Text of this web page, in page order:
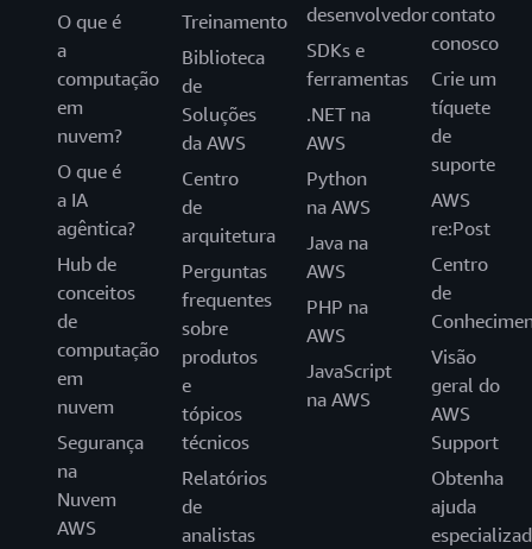
O que é
a
computação
em
nuvem?
O que é
a IA
agêntica?
Hub de
conceitos
de
computação
em
nuvem
Segurança
na
Nuvem
AWS
Treinamento
Biblioteca
de
Soluções
da AWS
Centro
de
arquitetura
Perguntas
frequentes
sobre
produtos
e
tópicos
técnicos
Relatórios
de
analistas
desenvolvedor
SDKs e
ferramentas
.NET na
AWS
Python
na AWS
Java na
AWS
PHP na
AWS
JavaScript
na AWS
contato
conosco
Crie um
tíquete
de
suporte
AWS
re:Post
Centro
de
Visão
geral do
AWS
Support
Obtenha
ajuda